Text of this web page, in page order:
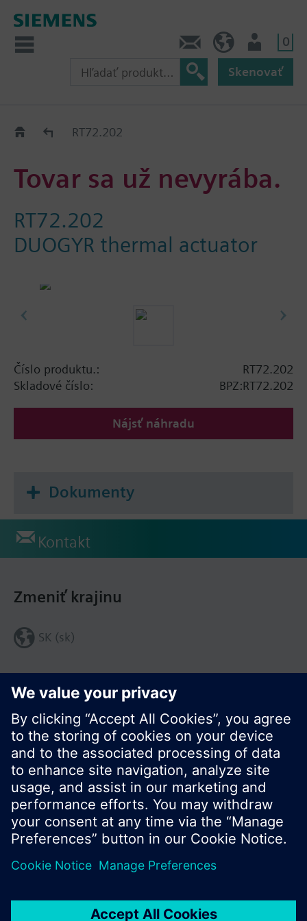
0
Skenovať
Old2NewRT72.202
Tovar sa už nevyrába.
RT72.202
DUOGYR thermal actuator
Číslo produktu.:
RT72.202
Skladové číslo:
BPZ:RT72.202
Nájsť náhradu
Dokumenty
Kontakt
Zdieľať túto stránku:
Zmeniť krajinu
SK (sk)
© Siemens Switzerland Ltd. 2016
rôznych krajinách.